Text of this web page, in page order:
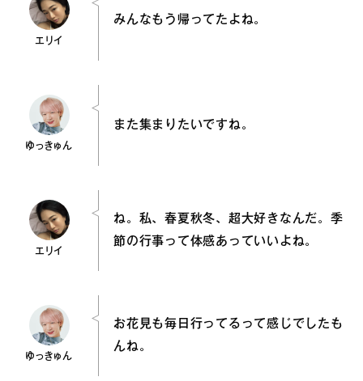
エリイ
みんなもう帰ってたよね。
ゆっきゅん
また集まりたいですね。
エリイ
ね。私、春夏秋冬、超大好きなんだ。季
節の行事って体感あっていいよね。
ゆっきゅん
お花見も毎日行ってるって感じでしたも
んね。